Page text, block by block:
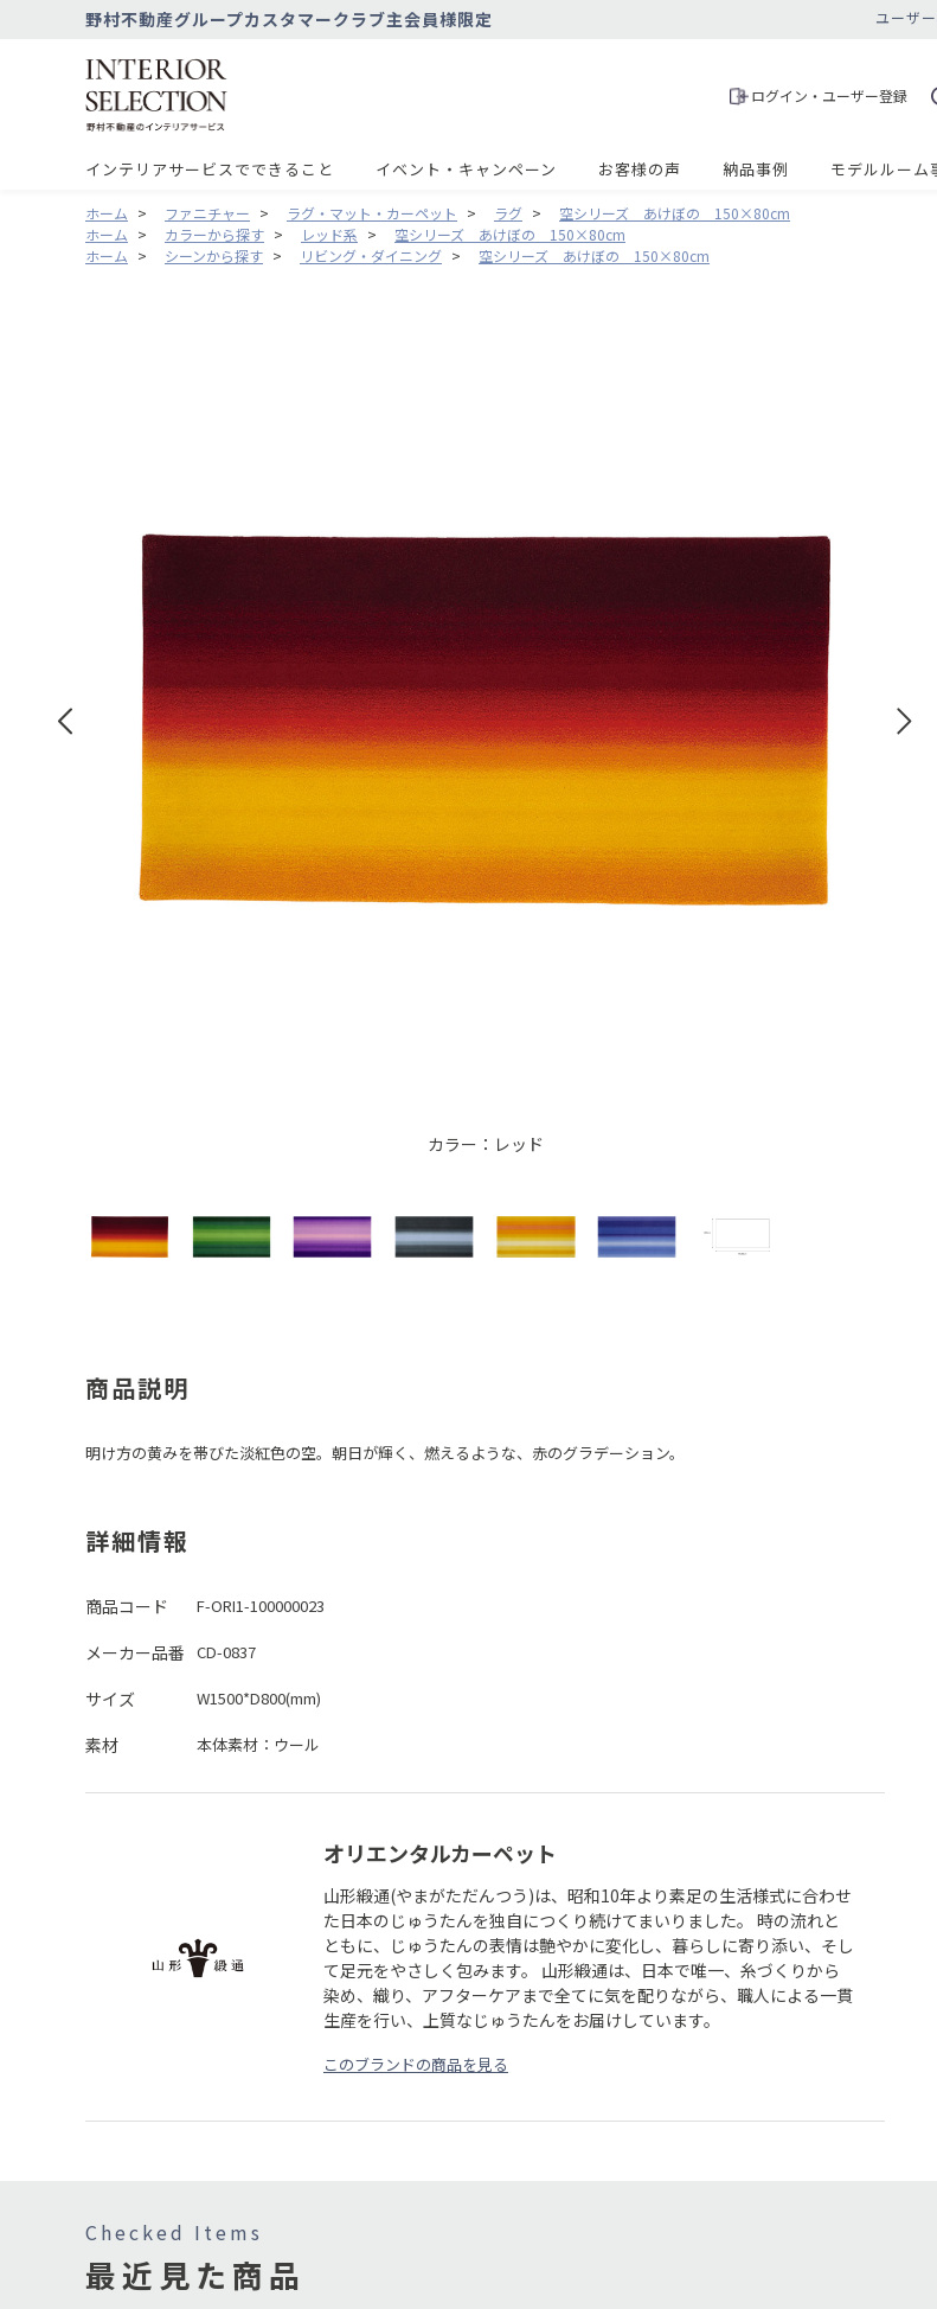
野村不動産グループカスタマークラブ主会員様限定 ユーザ
ログイン・ユーザー登録
インテリアサービスでできること イベント・キャンペーン お客様の声 納品事例 モデルルーム
ホーム > ファニチャー > ラグ・マット・カーペット > ラグ >
空シリーズ あけぼの 150×80cm
ホーム > カラーから探す > レッド系 >
空シリーズ あけぼの 150×80cm
ホーム > シーンから探す > リビング・ダイニング > 空シリーズ あけぼの 150×80cm
カラー：レッド
商品説明
明け方の黄みを帯びた淡紅色の空。朝日が輝く、燃えるような、赤のグラデーション。
詳細情報
商品コード F-ORI1-100000023
メーカー品番 CD-0837
サイズ W1500*D800(mm)
素材 本体素材： ウール
オリエンタルカーペット
山形緞通(やまがただんつう)は、昭和10年より素足の生活様式に合わせ
た日本のじゅうたんを独自につくり続けてまいりました。 時の流れと
ともに、じゅうたんの表情は艶やかに変化し、暮らしに寄り添い、そし
て足元をやさしく包みます。 山形緞通は、日本で唯一、糸づくりから
染め、織り、アフターケアまで全てに気を配りながら、職人による一貫
生産を行い、上質なじゅうたんをお届けしています。
このブランドの商品を見る
Checked Items
最近見た商品